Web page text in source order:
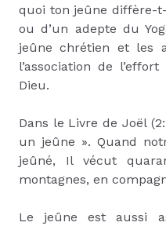
quoi ton jeûne diffère-
ou d’un adepte du
jeûne chrétien et les
l’association de
Dieu.
Dans le Livre de Joël
un jeûne ». Quand
jeûné, Il vécut
montagnes, en
Le jeûne est aussi